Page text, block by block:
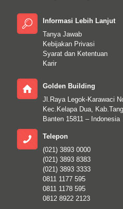
Informasi Lebih Lanjut
Tanya Jawab
Kebijakan Privasi
Syarat dan Ketentuan
Karir
Golden Building
Jl.Raya Legok-Karawaci
Kec.Kelapa Dua,
Banten 15811 – Indonesia
Telepon
(021) 3893 0000
(021) 3893 8383
(021) 3893 3333
0811 1177 595
0811 1178 595
0812 8922 2123